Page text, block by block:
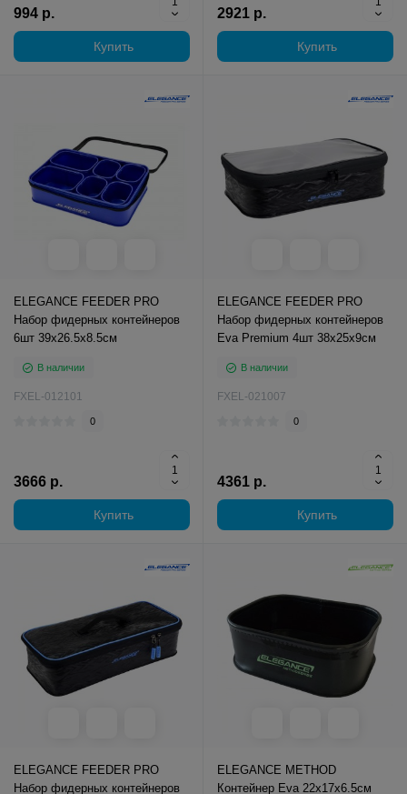
994 р.
Купить
2921 р.
Купить
ELEGANCE FEEDER PRO
Набор фидерных контейнеров
6шт 39х26.5х8.5см
В наличии
FXEL-012101
0
3666 р.
Купить
ELEGANCE FEEDER PRO
Набор фидерных контейнеров
Eva Premium 4шт 38х25х9см
В наличии
FXEL-021007
0
4361 р.
Купить
ELEGANCE FEEDER PRO
Набор фидерных контейнеров
ELEGANCE METHOD
Контейнер Eva 22х17х6.5см